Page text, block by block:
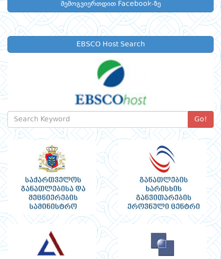
შემოგვიერთდით Facebook-ზე
EBSCO Host Search
Go!